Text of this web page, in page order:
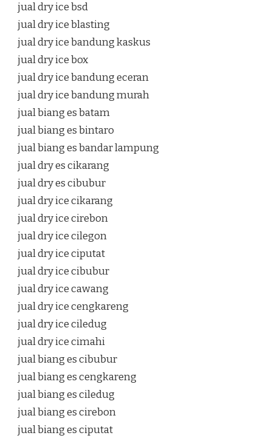
jual dry ice bsd
jual dry ice blasting
jual dry ice bandung kaskus
jual dry ice box
jual dry ice bandung eceran
jual dry ice bandung murah
jual biang es batam
jual biang es bintaro
jual biang es bandar lampung
jual dry es cikarang
jual dry es cibubur
jual dry ice cikarang
jual dry ice cirebon
jual dry ice cilegon
jual dry ice ciputat
jual dry ice cibubur
jual dry ice cawang
jual dry ice cengkareng
jual dry ice ciledug
jual dry ice cimahi
jual biang es cibubur
jual biang es cengkareng
jual biang es ciledug
jual biang es cirebon
jual biang es ciputat